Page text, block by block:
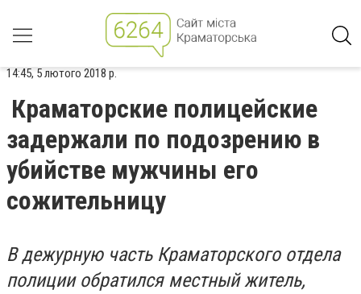
14:45, 5 лютого 2018 р.
Краматорские полицейские
задержали по подозрению в
убийстве мужчины его
сожительницу
В дежурную часть Краматорского отдела
полиции обратился местный житель,